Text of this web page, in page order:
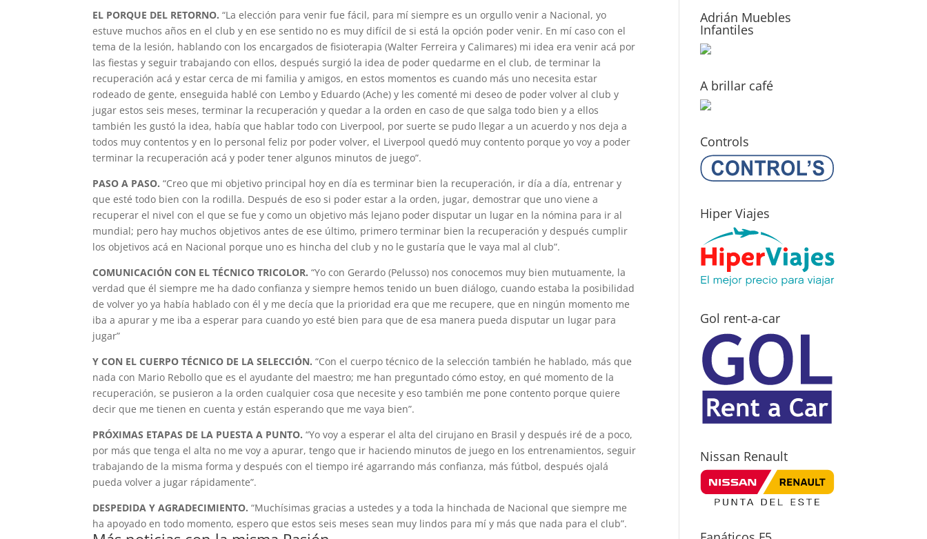
EL PORQUE DEL RETORNO. “La elección para venir fue fácil, para mí siempre es un orgullo venir a Nacional, yo
estuve muchos años en el club y en ese sentido no es muy difícil de si está la opción poder venir. En mí caso con el
tema de la lesión, hablando con los encargados de fisioterapia (Walter Ferreira y Calimares) mi idea era venir acá por
las fiestas y seguir trabajando con ellos, después surgió la idea de poder quedarme en el club, de terminar la
recuperación acá y estar cerca de mi familia y amigos, en estos momentos es cuando más uno necesita estar
rodeado de gente, enseguida hablé con Lembo y Eduardo (Ache) y les comenté mi deseo de poder volver al club y
jugar estos seis meses, terminar la recuperación y quedar a la orden en caso de que salga todo bien y a ellos
también les gustó la idea, había que hablar todo con Liverpool, por suerte se pudo llegar a un acuerdo y nos deja a
todos muy contentos y en lo personal feliz por poder volver, el Liverpool quedó muy contento porque yo voy a poder
terminar la recuperación acá y poder tener algunos minutos de juego”.
PASO A PASO. “Creo que mi objetivo principal hoy en día es terminar bien la recuperación, ir día a día, entrenar y
que esté todo bien con la rodilla. Después de eso si poder estar a la orden, jugar, demostrar que uno viene a
recuperar el nivel con el que se fue y como un objetivo más lejano poder disputar un lugar en la nómina para ir al
mundial; pero hay muchos objetivos antes de ese último, primero terminar bien la recuperación y después cumplir
los objetivos acá en Nacional porque uno es hincha del club y no le gustaría que le vaya mal al club”.
COMUNICACIÓN CON EL TÉCNICO TRICOLOR. “Yo con Gerardo (Pelusso) nos conocemos muy bien mutuamente, la
verdad que él siempre me ha dado confianza y siempre hemos tenido un buen diálogo, cuando estaba la posibilidad
de volver yo ya había hablado con él y me decía que la prioridad era que me recupere, que en ningún momento me
iba a apurar y me iba a esperar para cuando yo esté bien para que de esa manera pueda disputar un lugar para
jugar”
Y CON EL CUERPO TÉCNICO DE LA SELECCIÓN. “Con el cuerpo técnico de la selección también he hablado, más que
nada con Mario Rebollo que es el ayudante del maestro; me han preguntado cómo estoy, en qué momento de la
recuperación, se pusieron a la orden cualquier cosa que necesite y eso también me pone contento porque quiere
decir que me tienen en cuenta y están esperando que me vaya bien”.
PRÓXIMAS ETAPAS DE LA PUESTA A PUNTO. “Yo voy a esperar el alta del cirujano en Brasil y después iré de a poco,
por más que tenga el alta no me voy a apurar, tengo que ir haciendo minutos de juego en los entrenamientos, seguir
trabajando de la misma forma y después con el tiempo iré agarrando más confianza, más fútbol, después ojalá
pueda volver a jugar rápidamente”.
DESPEDIDA Y AGRADECIMIENTO. “Muchísimas gracias a ustedes y a toda la hinchada de Nacional que siempre me
ha apoyado en todo momento, espero que estos seis meses sean muy lindos para mí y más que nada para el club”.
Adrián Muebles
Infantiles
A brillar café
Controls
Hiper Viajes
Gol rent-a-car
Nissan Renault